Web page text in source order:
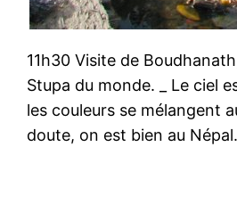
11h30 Visite de
Stupa du monde. _ Le ciel
les couleurs se mélangent
doute, on est bien au Népal.